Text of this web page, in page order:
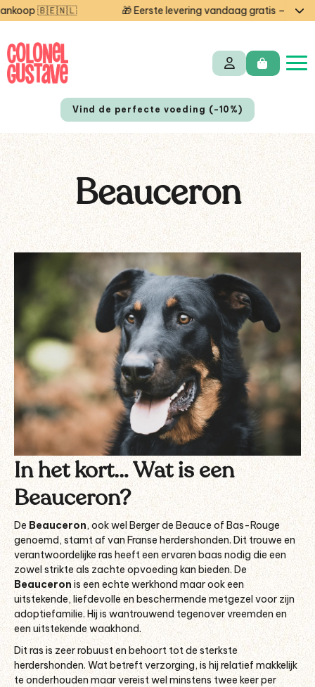
🎁 Eerste levering vandaag gratis — code
FR
Vind de perfecte voeding (-10%)
Beauceron
In het kort… Wat is een
Beauceron?
De Beauceron, ook wel Berger de Beauce of Bas-Rouge
genoemd, stamt af van Franse herdershonden. Dit trouwe en
verantwoordelijke ras heeft een ervaren baas nodig die een
zowel strikte als zachte opvoeding kan bieden. De
Beauceron is een echte werkhond maar ook een
uitstekende, liefdevolle en beschermende metgezel voor zijn
adoptiefamilie. Hij is wantrouwend tegenover vreemden en
een uitstekende waakhond.
Dit ras is zeer robuust en behoort tot de sterkste
herdershonden. Wat betreft verzorging, is hij relatief makkelijk
te onderhouden maar vereist wel minstens twee keer per